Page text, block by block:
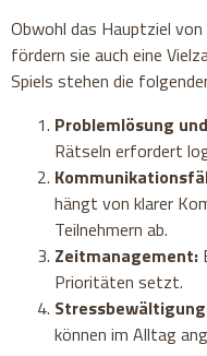
Obwohl das Hauptziel
fördern sie auch eine
Spiels stehen die
Problemlösung
Rätseln erfordert
hängt von klarer
Teilnehmern ab.
Zeitmanagement:
Prioritäten setzt.
können im Alltag